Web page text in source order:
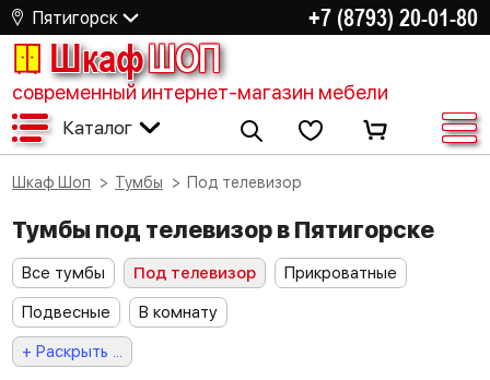
Пятигорск +7 (8793) 20-01-80
ШкафШОП
современный интернет-магазин мебели
Каталог
Шкаф Шоп Тумбы Под телевизор
Тумбы под телевизор в Пятигорске
Все тумбы Под телевизор
Прикроватные
Подвесные
В комнату
+ Раскрыть ...